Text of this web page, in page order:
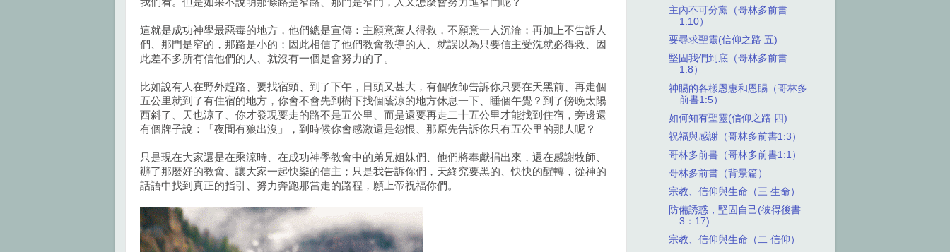
這就是成功神學最惡毒的地方，他們總是宣傳：主願意萬人得救，不願意一人沉淪；再加上不告訴人
們、那門是窄的，那路是小的；因此相信了他們教會教導的人、就誤以為只要信主受洗就必得救、因
此差不多所有信他們的人、就沒有一個是會努力的了。
比如說有人在野外趕路、要找宿頭、到了下午，日頭又甚大，有個牧師告訴你只要在天黑前、再走個
五公里就到了有住宿的地方，你會不會先到樹下找個蔭涼的地方休息一下、睡個午覺？到了傍晚太陽
西斜了、天也涼了、你才發現要走的路不是五公里、而是還要再走二十五公里才能找到住宿，旁邊還
有個牌子說：「夜間有狼出沒」，到時候你會感激還是怨恨、那原先告訴你只有五公里的那人呢？
只是現在大家還是在乘涼時、在成功神學教會中的弟兄姐妹們、他們將奉獻捐出來，還在感謝牧師、
辦了那麼好的教會、讓大家一起快樂的信主；只是我告訴你們，天終究要黑的、快快的醒轉，從神的
話語中找到真正的指引、努力奔跑那當走的路程，願上帝祝福你們。
主內不可分黨（哥林多前書
1:10）
要尋求聖靈(信仰之路 五)
堅固我們到底（哥林多前書
1:8）
神賜的各樣恩惠和恩賜（哥林多
前書1:5）
如何知有聖靈(信仰之路 四)
祝福與感謝（哥林多前書1:3）
哥林多前書（哥林多前書1:1）
哥林多前書（背景篇）
宗教、信仰與生命（三 生命）
防備誘惑，堅固自己(彼得後書
3：17)
宗教、信仰與生命（二 信仰）